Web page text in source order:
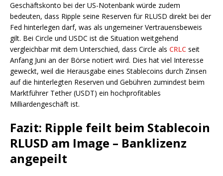
Geschäftskonto bei der US-Notenbank würde zudem
bedeuten, dass Ripple seine Reserven für RLUSD direkt bei der
Fed hinterlegen darf, was als ungemeiner Vertrauensbeweis
gilt. Bei Circle und USDC ist die Situation weitgehend
vergleichbar mit dem Unterschied, dass Circle als CRLC seit
Anfang Juni an der Börse notiert wird. Dies hat viel Interesse
geweckt, weil die Herausgabe eines Stablecoins durch Zinsen
auf die hinterlegten Reserven und Gebühren zumindest beim
Marktführer Tether (USDT) ein hochprofitables
Milliardengeschäft ist.
Fazit: Ripple feilt beim Stablecoin
RLUSD am Image – Banklizenz
angepeilt